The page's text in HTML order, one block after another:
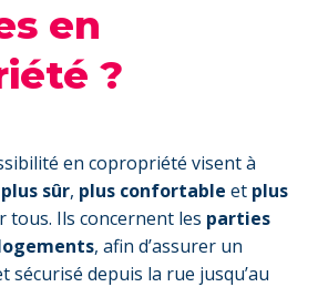
en
?
en copropriété visent à
plus sûr, plus confortable et plus
tous. Ils concernent les parties
, afin d’assurer un
sécurisé depuis la rue jusqu’au